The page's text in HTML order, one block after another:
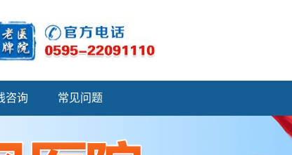
咨询 常见问题